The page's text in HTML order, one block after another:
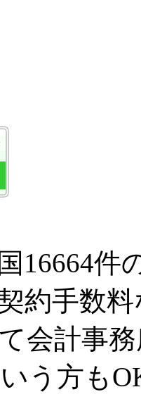
16664件
約手数
会計事
う方も